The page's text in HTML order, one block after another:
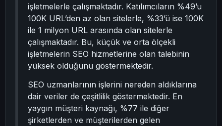
işletmelerle çalışmaktadır. Katılımcıların %49’u
100K URL’den az olan sitelerle, %33’ü ise 100K
ile 1 milyon URL arasında olan sitelerle
çalışmaktadır. Bu, küçük ve orta ölçekli
işletmelerin SEO hizmetlerine olan talebinin
yüksek olduğunu göstermektedir.
SEO uzmanlarının işlerini nereden aldıklarına
dair veriler de çeşitlilik göstermektedir. En
yaygın müşteri kaynağı, %77 ile diğer
şirketlerden ve müşterilerden gelen